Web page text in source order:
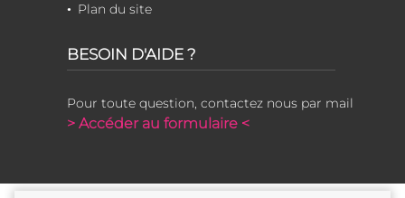
Plan du site
BESOIN D'AIDE ?
Pour toute question, contactez nous par mail
> Accéder au formulaire <